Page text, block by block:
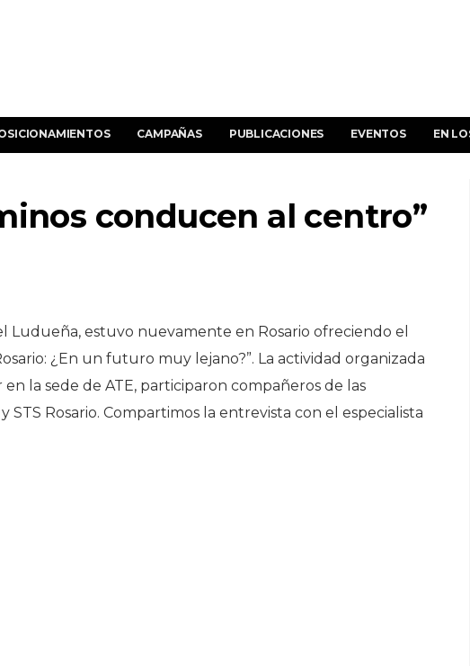
CAMPAÑAS PUBLICACIONES EVENTOS EN
conducen al centro”
Ludueña, estuvo nuevamente en Rosario ofreciendo el
¿En un futuro muy lejano?”. La actividad organizada
la sede de ATE, participaron compañeros de las
STS Rosario. Compartimos la entrevista con el especialista